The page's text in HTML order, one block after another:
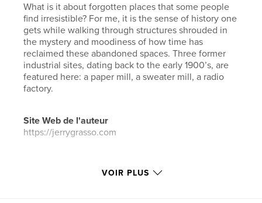
What is it about forgotten places that some people
find irresistible? For me, it is the sense of history one
gets while walking through structures shrouded in
the mystery and moodiness of how time has
reclaimed these abandoned spaces. Three former
industrial sites, dating back to the early 1900’s, are
featured here: a paper mill, a sweater mill, a radio
factory.
Site Web de l'auteur
https://jerrygrasso.com
Caractéristiques et détails
VOIR PLUS